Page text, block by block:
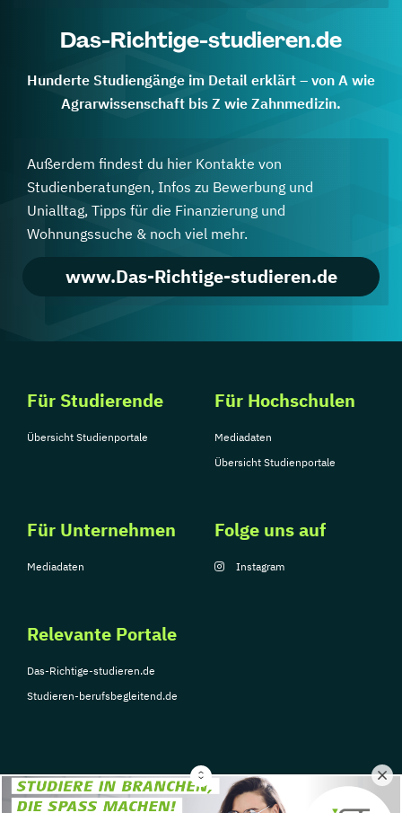
Das-Richtige-studieren.de
Hunderte Studiengänge im Detail erklärt – von A wie
Agrarwissenschaft bis Z wie Zahnmedizin.
Außerdem findest du hier Kontakte von
Studienberatungen, Infos zu Bewerbung und
Unialltag, Tipps für die Finanzierung und
Wohnungssuche & noch viel mehr.
www.Das-Richtige-studieren.de
Für Studierende
Übersicht Studienportale
Für Hochschulen
Mediadaten
Übersicht Studienportale
Für Unternehmen
Mediadaten
Relevante Portale
Das-Richtige-studieren.de
Studieren-berufsbegleitend.de
Folge uns auf
Instagram